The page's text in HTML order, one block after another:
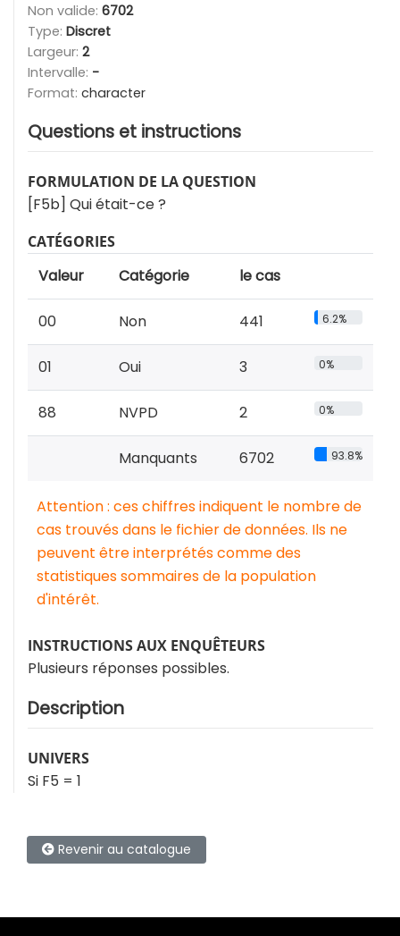
Non valide: 6702
Type: Discret
Largeur: 2
Intervalle: -
Format: character
Questions et instructions
FORMULATION DE LA QUESTION
[F5b] Qui était-ce ?
CATÉGORIES
Valeur Catégorie le cas
00 Non 441 6.2%
01 Oui 3 0%
88 NVPD 2 0%
Manquants 6702 93.8%
Attention : ces chiffres indiquent le nombre de
cas trouvés dans le fichier de données. Ils ne
peuvent être interprétés comme des
statistiques sommaires de la population
d'intérêt.
INSTRUCTIONS AUX ENQUÊTEURS
Plusieurs réponses possibles.
Description
UNIVERS
Si F5 = 1
Revenir au catalogue